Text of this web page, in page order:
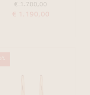
€ 1.700,00